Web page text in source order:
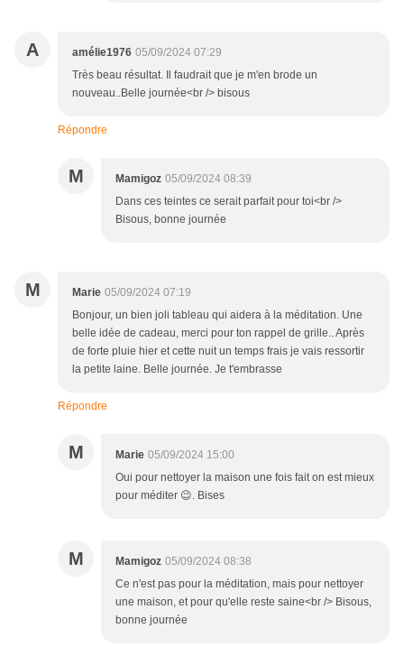
A amélie1976 05/09/2024 07:29
Très beau résultat. Il faudrait que je m'en brode un
nouveau..Belle journée<br /> bisous
Répondre
M Mamigoz 05/09/2024 08:39
Dans ces teintes ce serait parfait pour toi<br />
Bisous, bonne journée
M Marie 05/09/2024 07:19
Bonjour, un bien joli tableau qui aidera à la méditation. Une
belle idée de cadeau, merci pour ton rappel de grille.. Après
de forte pluie hier et cette nuit un temps frais je vais ressortir
la petite laine. Belle journée. Je t'embrasse
Répondre
M Marie 05/09/2024 15:00
Oui pour nettoyer la maison une fois fait on est mieux
pour méditer 😉. Bises
M Mamigoz 05/09/2024 08:38
Ce n'est pas pour la méditation, mais pour nettoyer
une maison, et pour qu'elle reste saine<br /> Bisous,
bonne journée